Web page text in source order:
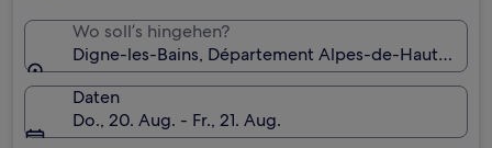
Wo soll’s hingehen?
Digne-les-Bains, Département Alpes-de-Haute-
Daten
Do., 20. Aug. - Fr., 21. Aug.